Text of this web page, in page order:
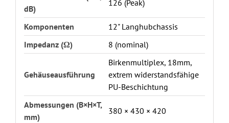
dB)
126 (Peak)
Komponenten
12" Langhubchassis
Impedanz (Ω)
8 (nominal)
Gehäuseausführung
Birkenmultiplex, 18mm,
extrem widerstandsfähige
PU-Beschichtung
Abmessungen (B×H×T,
mm)
380 × 430 × 420